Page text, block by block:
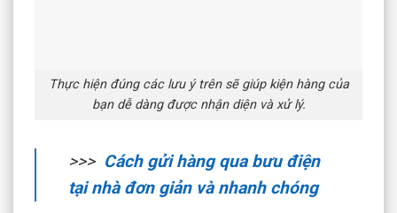
Thực hiện đúng các lưu ý trên sẽ giúp kiện hàng của
bạn dễ dàng được nhận diện và xử lý.
>>> Cách gửi hàng qua bưu điện
tại nhà đơn giản và nhanh chóng